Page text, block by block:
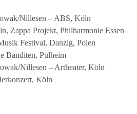
Nillesen – ABS, Köln
Zappa Projekt, Philharmonie Essen
Festival, Danzig, Polen
Banditen, Pulheim
Nillesen – Artheater, Köln
Köln